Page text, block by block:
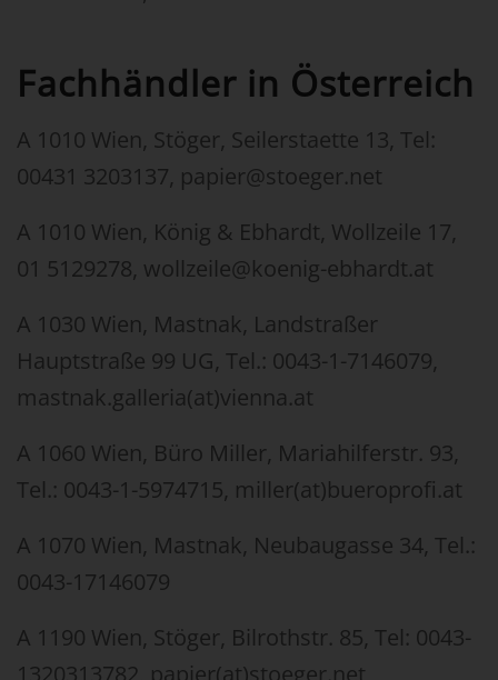
Fachhändler in Österreich
A 1010 Wien, Stöger, Seilerstaette 13, Tel:
00431 3203137, papier@stoeger.net
A 1010 Wien, König & Ebhardt, Wollzeile 17,
01 5129278, wollzeile@koenig-ebhardt.at
A 1030 Wien, Mastnak, Landstraßer
Hauptstraße 99 UG, Tel.: 0043-1-7146079,
mastnak.galleria(at)vienna.at
A 1060 Wien, Büro Miller, Mariahilferstr. 93,
Tel.: 0043-1-5974715, miller(at)bueroprofi.at
A 1070 Wien, Mastnak, Neubaugasse 34, Tel.:
0043-17146079
A 1190 Wien, Stöger, Bilrothstr. 85, Tel: 0043-
1320313782, papier(at)stoeger.net